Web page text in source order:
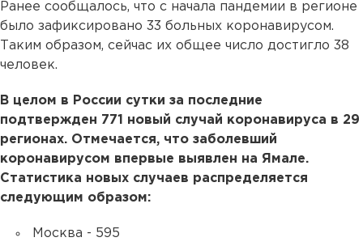
Ранее сообщалось, что с начала пандемии в регионе
было зафиксировано 33 больных коронавирусом.
Таким образом, сейчас их общее число достигло 38
человек.
В целом в России сутки за последние
подтвержден 771 новый случай коронавируса в 29
регионах. Отмечается, что заболевший
коронавирусом впервые выявлен на Ямале.
Статистика новых случаев распределяется
следующим образом:
Москва - 595